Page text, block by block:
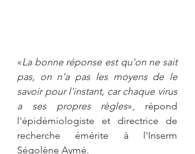
«La bonne réponse est qu'on ne sait
pas, on n'a pas les moyens de le
savoir pour l'instant, car chaque virus
a ses propres règles», répond
l'épidémiologiste et directrice de
recherche émérite à l'Inserm
Ségolène Aymé.